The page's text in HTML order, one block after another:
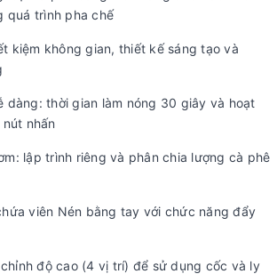
quá trình pha chế
kiệm không gian, thiết kế sáng tạo và
dàng: thời gian làm nóng 30 giây và hoạt
nhấn
lập trình riêng và phân chia lượng cà phê
viên Nén bằng tay với chức năng đẩy
độ cao (4 vị trí) để sử dụng cốc và ly